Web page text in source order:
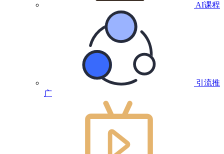
AI课程
引流推
广